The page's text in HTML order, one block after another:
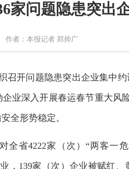
家问题隐患突出
作者：本报记者 郑帅广
召开问题隐患突出企业集中
业深入开展春运春节重大风
全形势稳定。
全省4222家（次）“两客一
，139家（次）企业被赋红